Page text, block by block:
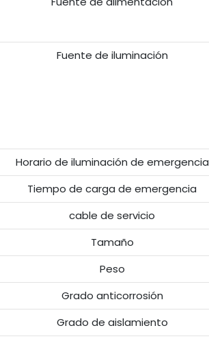
Fuente de iluminación
Horario de iluminación de emergencia
Tiempo de carga de emergencia
cable de servicio
Tamaño
Peso
Grado anticorrosión
Grado de aislamiento